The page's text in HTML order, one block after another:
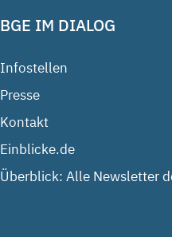
BGE IM DIALOG
Infostellen
Presse
Kontakt
Einblicke.de
Überblick: Alle Newsletter